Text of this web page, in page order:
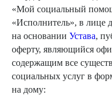
«Мой социальный
«Исполнитель», в лице
на основании Устава,
оферту, являющийся
содержащим все
социальных услуг в
на дому: